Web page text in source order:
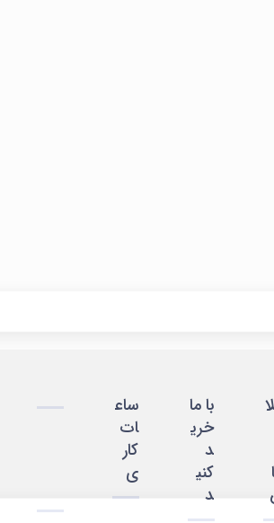
با ما
خری
د
کنی
د
ساع
ات
کار
ی